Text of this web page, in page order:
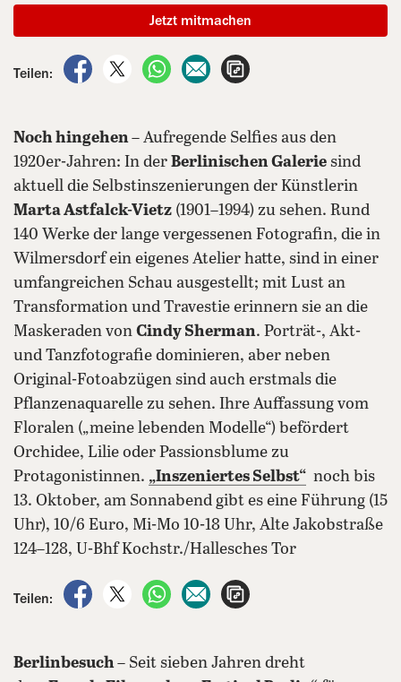
Teilen:
auf Facebook teilen
auf X teilenper WhatsApp teilen
per E-Mail teilen
Jetzt mitmachen
Noch hingehen– Aufregende Selfies aus den
1920er-Jahren: In der Berlinischen Galerie sind
aktuell die Selbstinszenierungen der Künstlerin
Marta Astfalck-Vietz (1901–1994) zu sehen. Rund
140 Werke der lange vergessenen Fotografin, die in
Wilmersdorf ein eigenes Atelier hatte, sind in einer
umfangreichen Schau ausgestellt; mit Lust an
Transformation und Travestie erinnern sie an die
Maskeraden von Cindy Sherman. Porträt-, Akt-
und Tanzfotografie dominieren, aber neben
Original-Fotoabzügen sind auch erstmals die
Pflanzenaquarelle zu sehen. Ihre Auffassung vom
Floralen („meine lebenden Modelle“) befördert
Orchidee, Lilie oder Passionsblume zu
Protagonistinnen. „Inszeniertes Selbst“ noch bis
13. Oktober, am Sonnabend gibt es eine Führung (15
Uhr), 10/6 Euro, Mi-Mo 10-18 Uhr, Alte Jakobstraße
124–128, U-Bhf Kochstr./Hallesches Tor
Teilen:
auf Facebook teilen
auf X teilenper WhatsApp teilen
per E-Mail teilen
Berlinbesuch– Seit sieben Jahren dreht